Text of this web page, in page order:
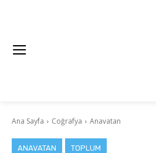
Ana Sayfa Coğrafya Anavatan
ANAVATAN TOPLUM